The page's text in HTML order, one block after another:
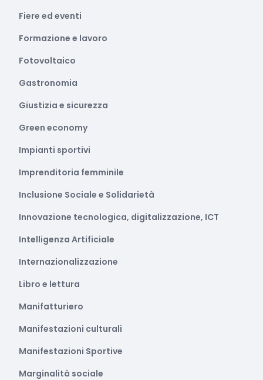
Fiere ed eventi
Formazione e lavoro
Fotovoltaico
Gastronomia
Giustizia e sicurezza
Green economy
Impianti sportivi
Imprenditoria femminile
Inclusione Sociale e Solidarietà
Innovazione tecnologica, digitalizzazione, ICT
Intelligenza Artificiale
Internazionalizzazione
Libro e lettura
Manifatturiero
Manifestazioni culturali
Manifestazioni Sportive
Marginalità sociale